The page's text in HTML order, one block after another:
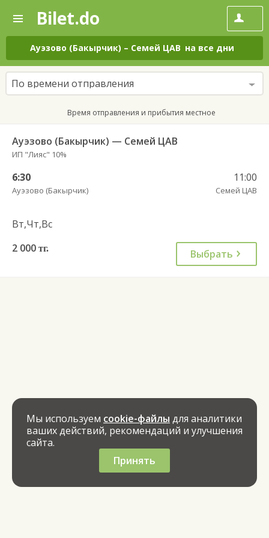
—
Поиск
и
покупка
билетов
на
автобус
онлайн
Bilet.do
Ауэзово (Бакырчик) – Семей ЦАВ на все дни
По времени отправления
Время отправления и прибытия местное
Ауэзово (Бакырчик) — Семей ЦАВ
ИП "Лияс" 10%
6:30
Ауэзово (Бакырчик)
11:00
Семей ЦАВ
Вт,Чт,Вс
2 000 тг. Выбрать
Мы используем cookie-файлы для аналитики
ваших действий, рекомендаций и улучшения
сайта.
Принять